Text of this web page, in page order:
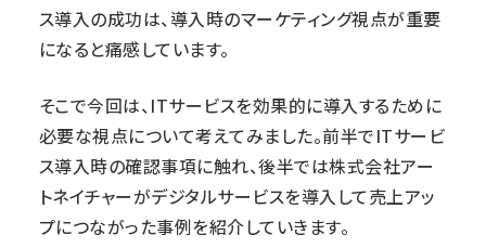
ス導入の成功は、導入時のマーケティング視点が重要
になると痛感しています。
そこで今回は、ITサービスを効果的に導入するために
必要な視点について考えてみました。前半でITサービ
ス導入時の確認事項に触れ、後半では株式会社アー
トネイチャーがデジタルサービスを導入して売上アッ
プにつながった事例を紹介していきます。